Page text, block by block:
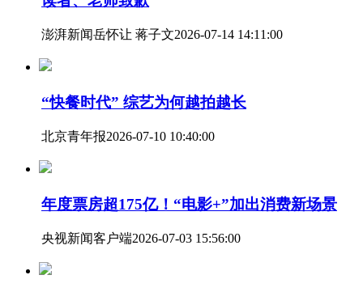
澎湃新闻岳怀让 蒋子文2026-07-14 14:11:00
“快餐时代” 综艺为何越拍越长
北京青年报2026-07-10 10:40:00
年度票房超175亿！“电影+”加出消费新场景
央视新闻客户端2026-07-03 15:56:00